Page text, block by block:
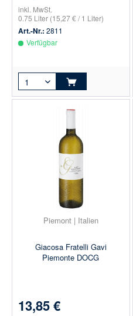
inkl. MwSt.
0.75 Liter (15,27 € / 1 Liter)
Art.-Nr.: 2811
Verfügbar
Piemont | Italien
Giacosa Fratelli Gavi
Piemonte DOCG
13,85 €